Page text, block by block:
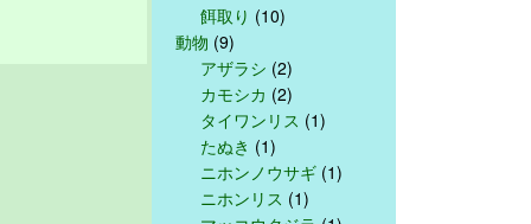
餌取り (10)
動物 (9)
アザラシ (2)
カモシカ (2)
タイワンリス (1)
たぬき (1)
ニホンノウサギ (1)
ニホンリス (1)